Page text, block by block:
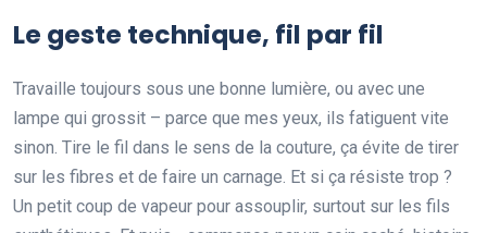
Le geste technique, fil par fil
Travaille toujours sous une bonne lumière, ou avec une
lampe qui grossit – parce que mes yeux, ils fatiguent vite
sinon. Tire le fil dans le sens de la couture, ça évite de tirer
sur les fibres et de faire un carnage. Et si ça résiste trop ?
Un petit coup de vapeur pour assouplir, surtout sur les fils